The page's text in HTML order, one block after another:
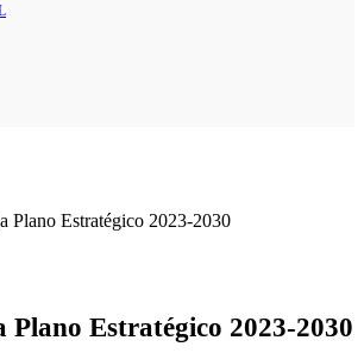
Plano Estratégico 2023-2030
Estratégico 2023-2030